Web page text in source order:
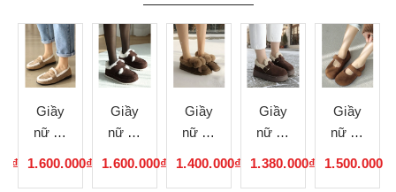
Giầy
nữ cổ
1.600.000₫
Giầy
nữ cổ
1.600.000₫
Giầy
nữ cổ
1.400.000₫
Giầy
nữ cổ
1.380.000₫
Giầy
nữ cổ
1.500.000₫